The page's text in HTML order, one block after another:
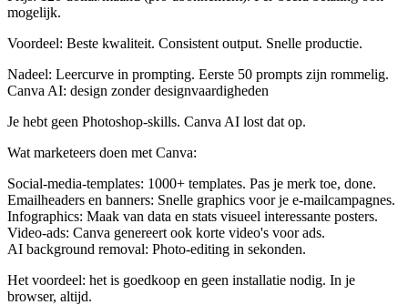
mogelijk.
Voordeel: Beste kwaliteit. Consistent output. Snelle productie.
Nadeel: Leercurve in prompting. Eerste 50 prompts zijn rommelig.
Canva AI: design zonder designvaardigheden
Je hebt geen Photoshop-skills. Canva AI lost dat op.
Wat marketeers doen met Canva:
Social-media-templates: 1000+ templates. Pas je merk toe, done.
Emailheaders en banners: Snelle graphics voor je e-mailcampagnes.
Infographics: Maak van data en stats visueel interessante posters.
Video-ads: Canva genereert ook korte video's voor ads.
AI background removal: Photo-editing in sekonden.
Het voordeel: het is goedkoop en geen installatie nodig. In je
browser, altijd.